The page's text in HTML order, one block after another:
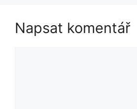
Napsat komentář